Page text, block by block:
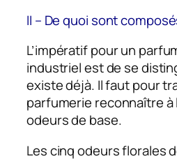
II – De quoi sont
L’impératif pour un
industriel est de se
existe déjà. Il faut pour
parfumerie reconnaître à
odeurs de base.
Les cinq odeurs florales